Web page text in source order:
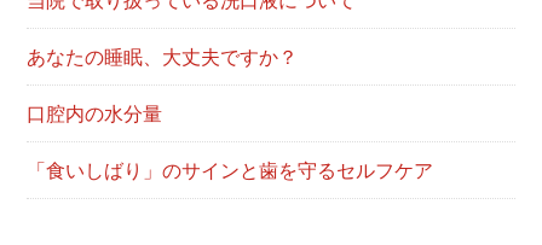
あなたの睡眠、大丈夫ですか？
口腔内の水分量
「食いしばり」のサインと歯を守るセルフケア